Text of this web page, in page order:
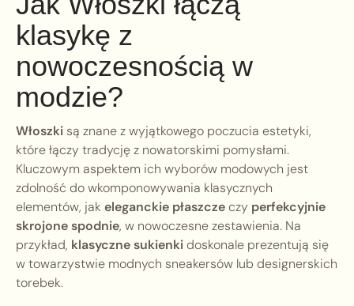
klasykę z
nowoczesnością w
modzie?
Włoszki są znane z wyjątkowego poczucia estetyki,
które łączy tradycję z nowatorskimi pomysłami.
Kluczowym aspektem ich wyborów modowych jest
zdolność do wkomponowywania klasycznych
elementów, jak eleganckie płaszczeczy perfekcyjnie
skrojone spodnie, w nowoczesne zestawienia. Na
przykład, klasyczne sukienkidoskonale prezentują się
w towarzystwie modnych sneakersów lub designerskich
torebek.